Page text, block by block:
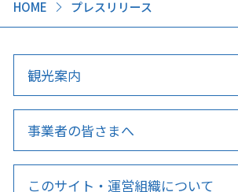
HOME プレスリリース
観光案内
事業者の皆さまへ
このサイト・運営組織について